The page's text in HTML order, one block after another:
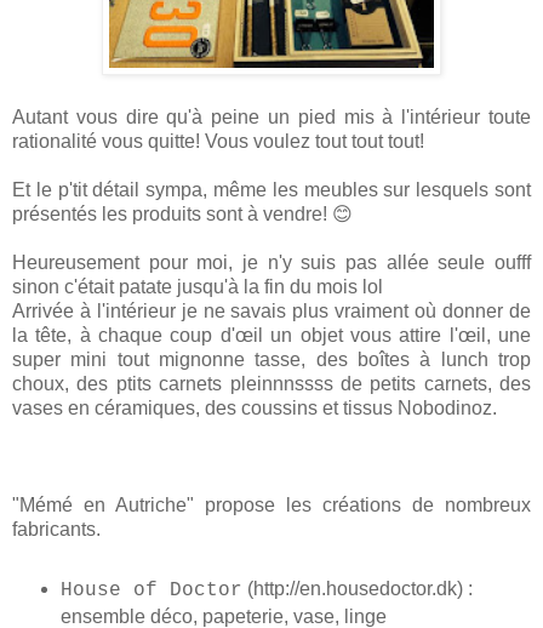
Autant vous dire qu'à peine un pied mis à l'intérieur toute
rationalité vous quitte! Vous voulez tout tout tout!
Et le p'tit détail sympa, même les meubles sur lesquels sont
présentés les produits sont à vendre! 😊
Heureusement pour moi, je n'y suis pas allée seule oufff
sinon c'était patate jusqu'à la fin du mois lol
Arrivée à l'intérieur je ne savais plus vraiment où donner de
la tête, à chaque coup d'œil un objet vous attire l'œil, une
super mini tout mignonne tasse, des boîtes à lunch trop
choux, des ptits carnets pleinnnssss de petits carnets, des
vases en céramiques, des coussins et tissus Nobodinoz.
"Mémé en Autriche" propose les créations de nombreux
fabricants.
House of Doctor (http://en.housedoctor.dk) :
ensemble déco, papeterie, vase, linge